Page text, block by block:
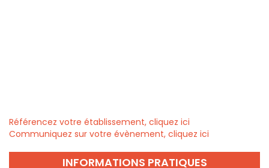
Référencez votre établissement, cliquez ici
Communiquez sur votre évènement, cliquez ici
INFORMATIONS PRATIQUES